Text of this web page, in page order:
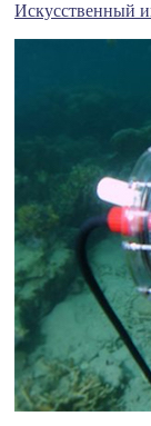
Искусственный